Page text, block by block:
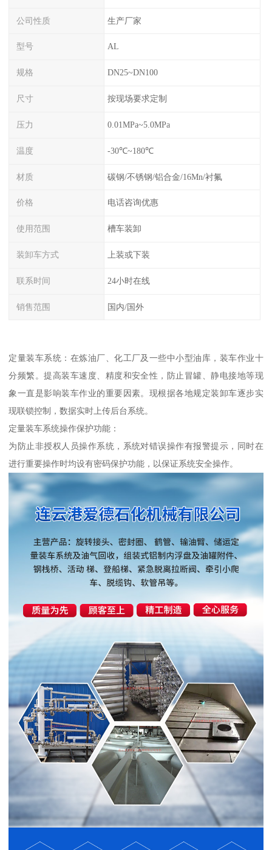
公司性质 生产厂家
型号 AL
规格 DN25~DN100
尺寸 按现场要求定制
压力 0.01MPa~5.0MPa
温度 -30℃~180℃
材质 碳钢/不锈钢/铝合金/16Mn/衬氟
价格 电话咨询优惠
使用范围 槽车装卸
装卸车方式 上装或下装
联系时间 24小时在线
销售范围 国内/国外
定量装车系统：在炼油厂、化工厂及一些中小型油库，装车作业十
分频繁。提高装车速度、精度和安全性，防止冒罐、静电接地等现
象一直是影响装车作业的重要因素。现根据各地规定装卸车逐步实
现联锁控制，数据实时上传后台系统。
定量装车系统操作保护功能：
为防止非授权人员操作系统，系统对错误操作有报警提示，同时在
进行重要操作时均设有密码保护功能，以保证系统安全操作。